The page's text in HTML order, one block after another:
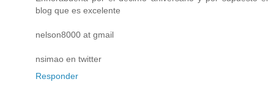
blog que es excelente
nelson8000 at gmail
nsimao en twitter
Responder